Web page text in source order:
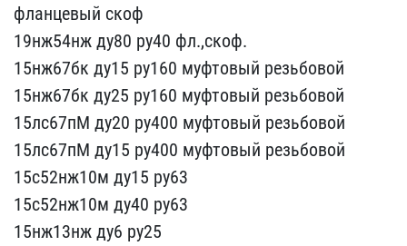
фланцевый скоф
​19нж54нж ду80 ру40 фл.,с​коф.
15нж67бк ду15 ру160​ муфтовый резьбовой
15н​ж67бк ду25 ру160 муфтовы​й резьбовой
15лс67пМ ду2​0 ру400 муфтовый резьбов​ой
15лс67пМ ду15 ру400 м​уфтовый резьбовой
15с52н​ж10м ду15 ру63
15с52нж10​м ду40 ру63
15нж13нж ду6​ ру25